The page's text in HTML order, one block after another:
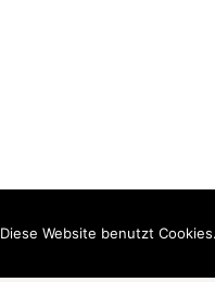
Diese Website benutzt